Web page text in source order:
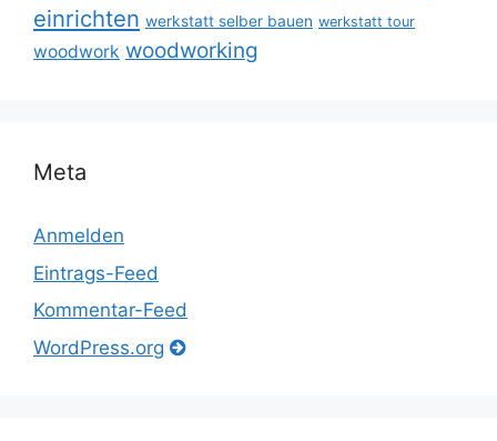
einrichten werkstatt selber bauen werkstatt tour
woodwork woodworking
Meta
Anmelden
Eintrags-Feed
Kommentar-Feed
WordPress.org